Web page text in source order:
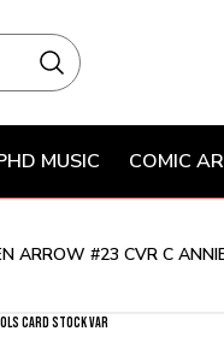
MUSIC COMIC
ARROW #23 CVR C